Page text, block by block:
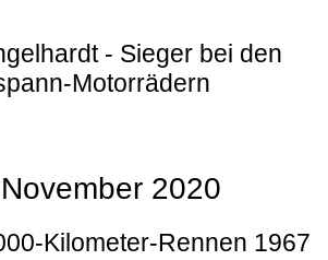
- Sieger bei den
Motorrädern
2020
Kilometer-Rennen 1967